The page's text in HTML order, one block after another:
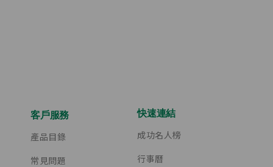
客戶服務
產品目錄
常見問題
快速連結
成功名人榜
行事曆